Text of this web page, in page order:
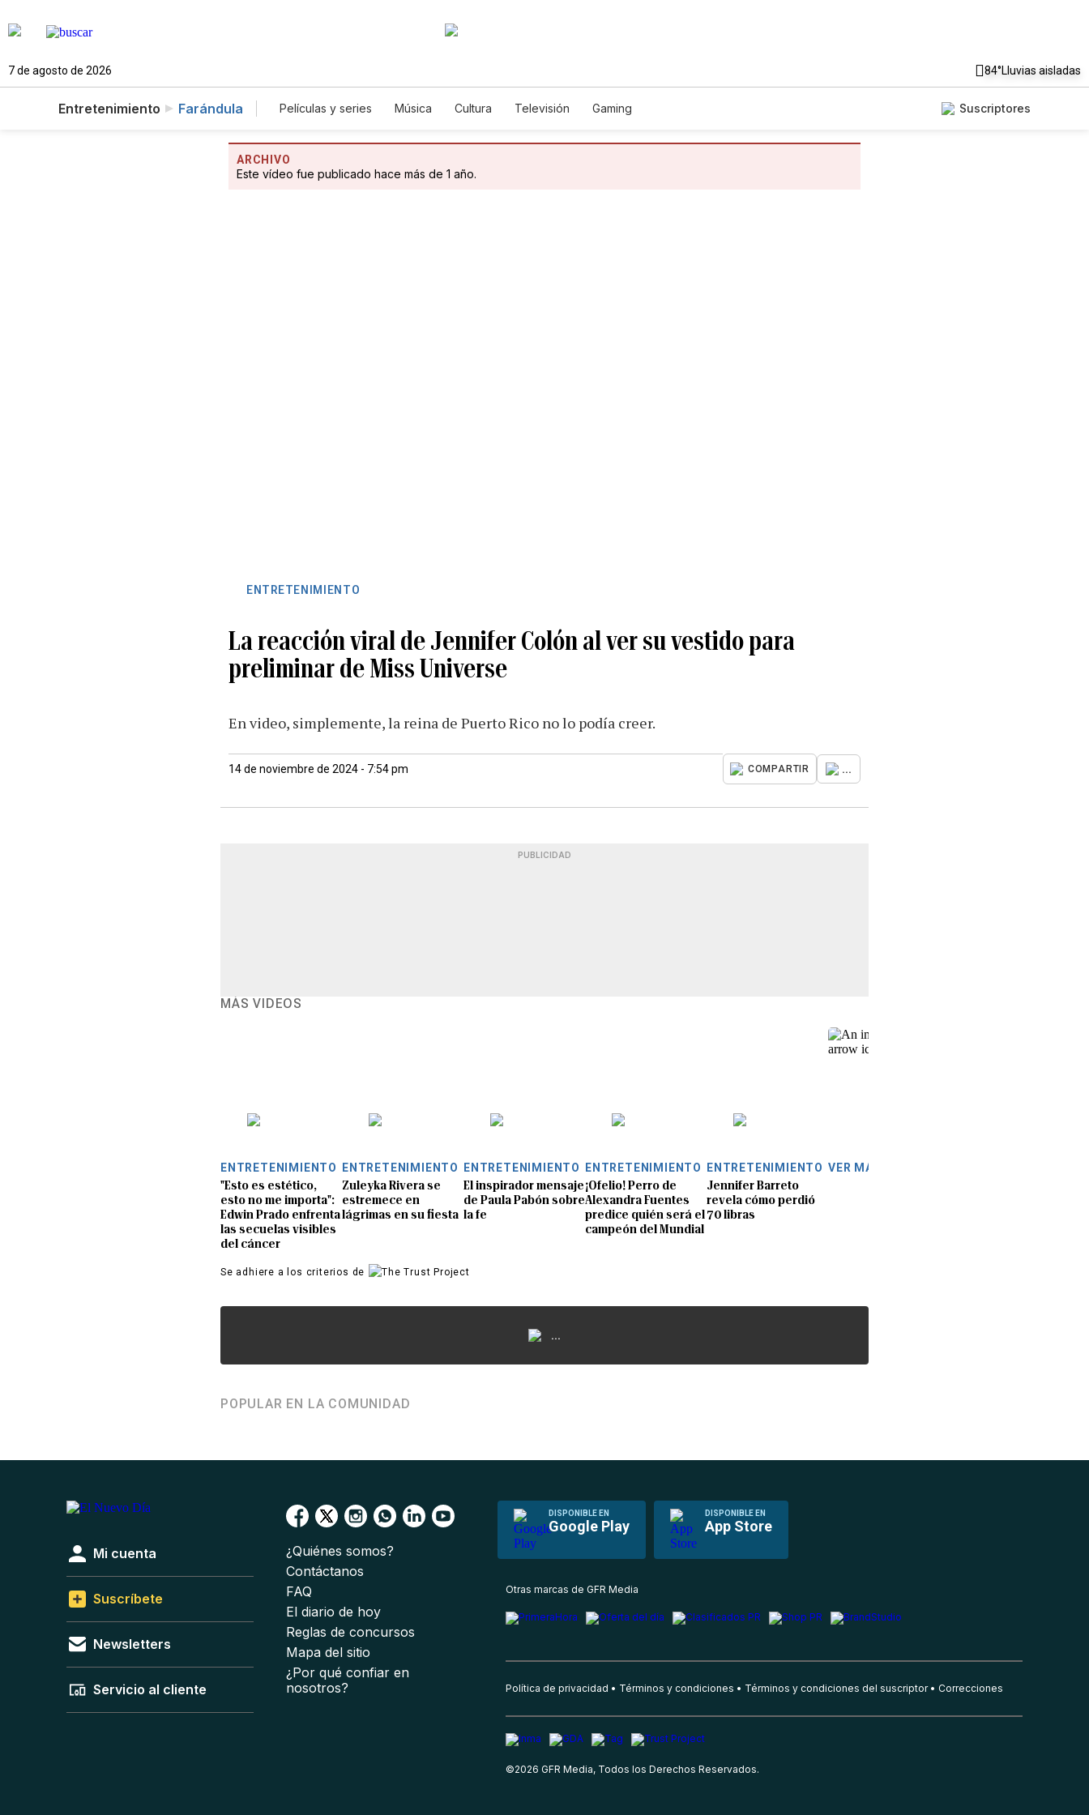
7 de agosto de 2026 84°Lluvias aisladas
Entretenimiento Farándula Películas y series Música Cultura Televisión Gaming Suscriptores
ARCHIVO
Este vídeo fue publicado hace más de 1 año.
ENTRETENIMIENTO
La reacción viral de Jennifer Colón al ver su vestido para
preliminar de Miss Universe
En video, simplemente, la reina de Puerto Rico no lo podía creer.
14 de noviembre de 2024 - 7:54 pm COMPARTIR ...
PUBLICIDAD
MÁS VIDEOS
ENTRETENIMIENTO
"Esto es estético,
esto no me importa":
Edwin Prado enfrenta
las secuelas visibles
del cáncer
ENTRETENIMIENTO
Zuleyka Rivera se
estremece en
lágrimas en su fiesta
ENTRETENIMIENTO
El inspirador mensaje
de Paula Pabón sobre
la fe
ENTRETENIMIENTO
¡Ofelio! Perro de
Alexandra Fuentes
predice quién será el
campeón del Mundial
ENTRETENIMIENTO
Jennifer Barreto
revela cómo perdió
70 libras
VER MÁS
Se adhiere a los criterios de
...
POPULAR EN LA COMUNIDAD
DISPONIBLE EN
Google Play
DISPONIBLE EN
App Store
Mi cuenta
Suscríbete
Newsletters
Servicio al cliente
¿Quiénes somos?
Contáctanos
FAQ
El diario de hoy
Reglas de concursos
Mapa del sitio
¿Por qué confiar en
nosotros?
Otras marcas de GFR Media
Política de privacidad Términos y condiciones Términos y condiciones del suscriptor Correcciones
©2026 GFR Media, Todos los Derechos Reservados.